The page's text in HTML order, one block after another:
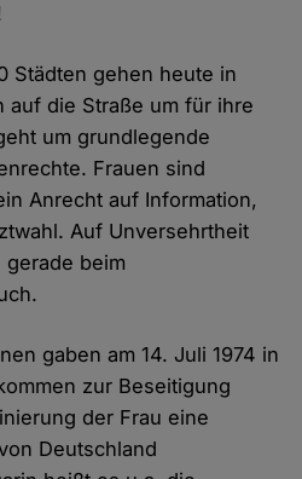
Städten gehen heute in
auf die Straße um für ihre
um grundlegende
Frauen sind
Anrecht auf Information,
Auf Unversehrtheit
beim
gaben am 14. Juli 1974 in
zur Beseitigung
der Frau eine
Deutschland